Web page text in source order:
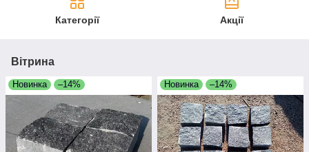
Категорії Акції
Вітрина
Новинка –14% Новинка –14%